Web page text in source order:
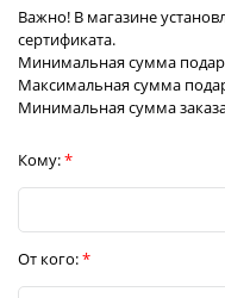
Важно! В магазине
сертификата.
Минимальная сумма
Максимальная сумма
Минимальная сумма
Кому:
От кого: